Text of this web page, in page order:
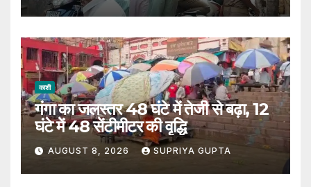
काशी
गंगा का जलस्तर 48 घंटे में तेजी से बढ़ा, 12
घंटे में 48 सेंटीमीटर की वृद्धि
AUGUST 8, 2026 SUPRIYA GUPTA